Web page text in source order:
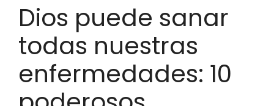
Dios puede sanar
todas nuestras
enfermedades: 10